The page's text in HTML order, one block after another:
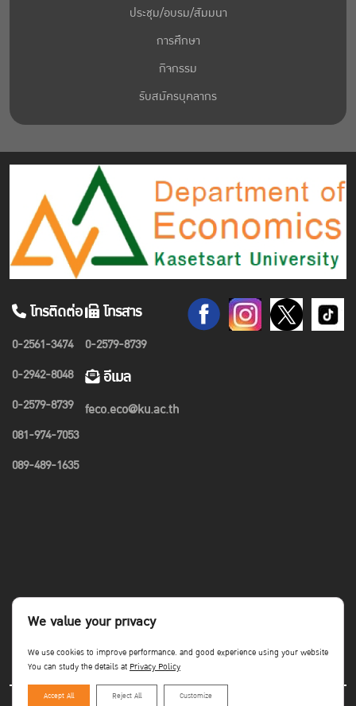
ประชุม/อบรม/สัมมนา
การศึกษา
กิจกรรม
รับสมัครบุคลากร
โทรติดต่อ
0-2561-3474
0-2942-8048
0-2579-8739
081-974-7053
089-489-1635
โทรสาร
0-2579-8739
อีเมล
feco.eco@ku.ac.th
We value your privacy
We use cookies to improve performance. and good experience using your website
You can study the details atPrivacy Policy
Accept All Reject All Customize